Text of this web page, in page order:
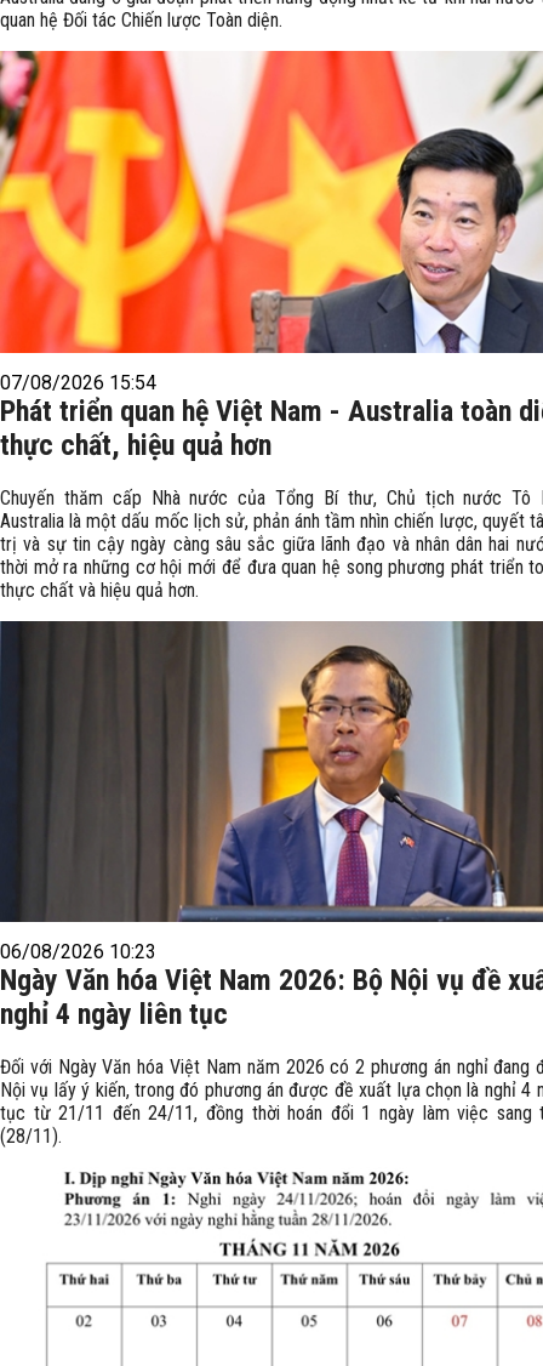
quan hệ Đối tác Chiến lược Toàn diện.
07/08/2026 15:54
Phát triển quan hệ Việt Nam - Australia toàn
thực chất, hiệu quả hơn
Chuyến thăm cấp Nhà nước của Tổng Bí thư, Chủ tịch nước Tô
Australia là một dấu mốc lịch sử, phản ánh tầm nhìn chiến lược, quyết
trị và sự tin cậy ngày càng sâu sắc giữa lãnh đạo và nhân dân hai
thời mở ra những cơ hội mới để đưa quan hệ song phương phát triển
thực chất và hiệu quả hơn.
06/08/2026 10:23
Ngày Văn hóa Việt Nam 2026: Bộ Nội vụ đề
nghỉ 4 ngày liên tục
Đối với Ngày Văn hóa Việt Nam năm 2026 có 2 phương án nghỉ đang
Nội vụ lấy ý kiến, trong đó phương án được đề xuất lựa chọn là nghỉ 4
tục từ 21/11 đến 24/11, đồng thời hoán đổi 1 ngày làm việc sang
(28/11).